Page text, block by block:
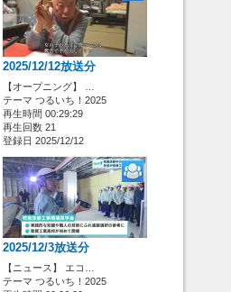
2025/12/12放送分
【オープニング】 …
テーマ つるいち！2025
再生時間 00:29:29
再生回数 21
登録日 2025/12/12
2025/12/3放送分
【ニュース】 エコ…
テーマ つるいち！2025